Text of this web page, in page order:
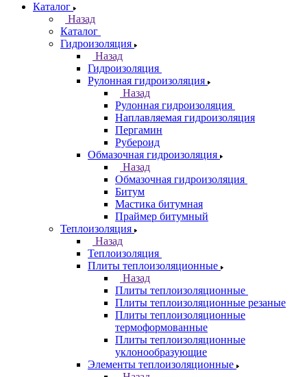
Каталог
Назад
Каталог
Гидроизоляция
Назад
Гидроизоляция
Рулонная гидроизоляция
Назад
Рулонная гидроизоляция
Наплавляемая гидроизоляция
Пергамин
Рубероид
Обмазочная гидроизоляция
Назад
Обмазочная гидроизоляция
Битум
Мастика битумная
Праймер битумный
Теплоизоляция
Назад
Теплоизоляция
Плиты теплоизоляционные
Назад
Плиты теплоизоляционные
Плиты теплоизоляционные резаные
Плиты теплоизоляционные
термоформованные
Плиты теплоизоляционные
уклонообразующие
Элементы теплоизоляционные